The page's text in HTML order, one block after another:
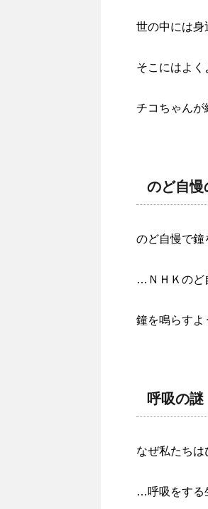
世の中には身
そこにはよく
チコちゃんが
のど自慢
のど自慢で鐘
…ＮＨＫのど
鐘を鳴らすよ
呼吸の謎
なぜ私たちは
…呼吸をする